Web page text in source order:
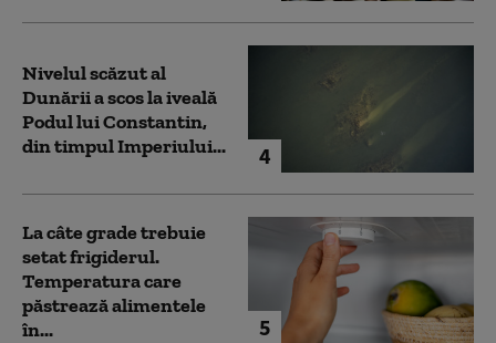
4
Nivelul scăzut al
Dunării a scos la iveală
Podul lui Constantin,
din timpul Imperiului...
5
La câte grade trebuie
setat frigiderul.
Temperatura care
păstrează alimentele
în...